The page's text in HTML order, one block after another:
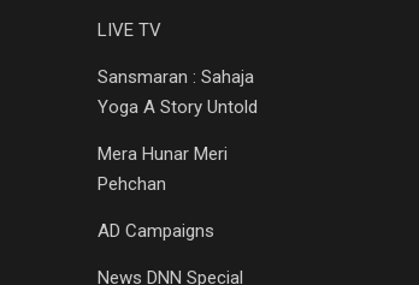
LIVE TV
Sansmaran : Sahaja
Yoga A Story Untold
Mera Hunar Meri
Pehchan
AD Campaigns
News DNN Special